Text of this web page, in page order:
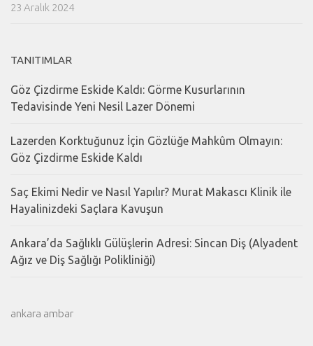
23 Aralık 2024
TANITIMLAR
Göz Çizdirme Eskide Kaldı: Görme Kusurlarının
Tedavisinde Yeni Nesil Lazer Dönemi
Lazerden Korktuğunuz İçin Gözlüğe Mahkûm Olmayın:
Göz Çizdirme Eskide Kaldı
Saç Ekimi Nedir ve Nasıl Yapılır? Murat Makascı Klinik ile
Hayalinizdeki Saçlara Kavuşun
Ankara’da Sağlıklı Gülüşlerin Adresi: Sincan Diş (Alyadent
Ağız ve Diş Sağlığı Polikliniği)
ankara ambar